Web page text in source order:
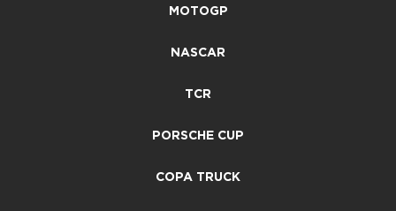
MOTOGP
NASCAR
TCR
PORSCHE CUP
COPA TRUCK